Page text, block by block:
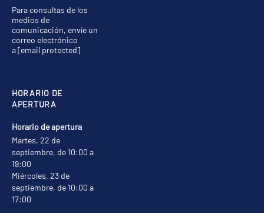
HORARIO DE
APERTURA
Horario de apertura
Martes, 22 de
septiembre, de 10:00 a
19:00
Miércoles, 23 de
septiembre, de 10:00 a
17:00
Para consultas de los
medios de
comunicación, envíe un
correo electrónico
a[email protected]